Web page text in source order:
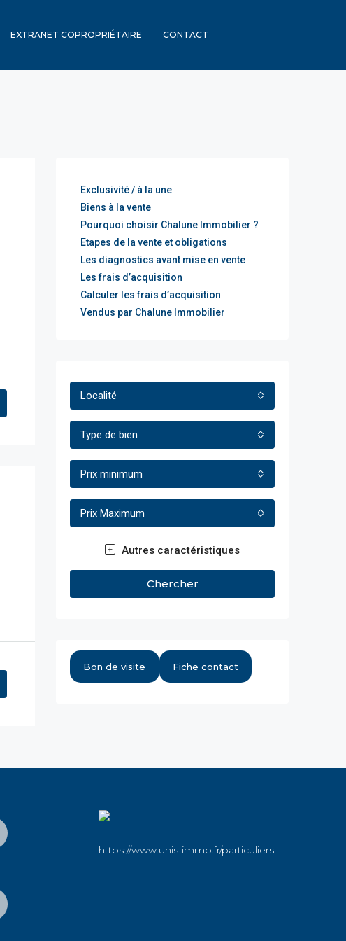
EXTRANET COPROPRIÉTAIRE CONTACT
Exclusivité / à la une
Biens à la vente
Pourquoi choisir Chalune Immobilier ?
Etapes de la vente et obligations
Les diagnostics avant mise en vente
Les frais d’acquisition
Calculer les frais d’acquisition
Vendus par Chalune Immobilier
Localité
Type de bien
Prix minimum
Prix Maximum
Autres caractéristiques
Chercher
Bon de visite Fiche contact
https://www.unis-immo.fr/particuliers